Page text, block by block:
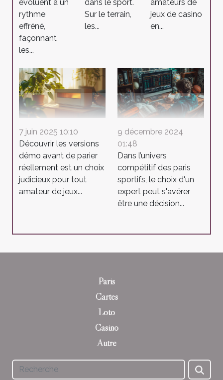
évoluent à un
rythme
effréné,
façonnant
les...
dans le sport.
Sur le terrain,
les...
amateurs de
jeux de casino
en...
7 juin 2025 10:10
Découvrir les versions
démo avant de parier
réellement est un choix
judicieux pour tout
amateur de jeux...
9 décembre 2024
01:48
Dans l’univers
compétitif des paris
sportifs, le choix d'un
expert peut s'avérer
être une décision...
Paris
Cartes
Loto
Casino
Autre